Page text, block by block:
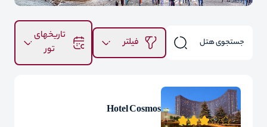
فیلتر
تاریخهای
تور
Hotel Cosmos